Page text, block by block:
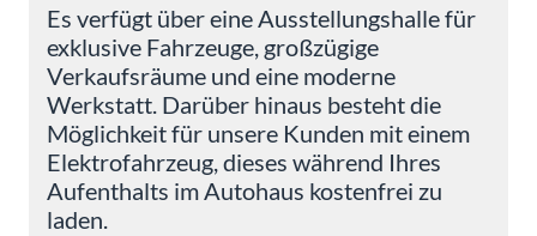
Es verfügt über eine Ausstellungshalle für
exklusive Fahrzeuge, großzügige
Verkaufsräume und eine moderne
Werkstatt. Darüber hinaus besteht die
Möglichkeit für unsere Kunden mit einem
Elektrofahrzeug, dieses während Ihres
Aufenthalts im Autohaus kostenfrei zu
laden.